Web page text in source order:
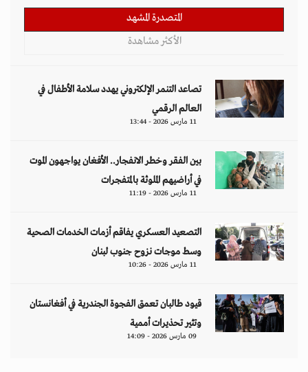
المتصدرة المشهد
الأكثر مشاهدة
تصاعد التنمر الإلكتروني يهدد سلامة الأطفال في
العالم الرقمي
11 مارس 2026 - 13:44
بين الفقر وخطر الانفجار.. الأفغان يواجهون الموت
في أراضيهم الملوثة بالمتفجرات
11 مارس 2026 - 11:19
التصعيد العسكري يفاقم أزمات الخدمات الصحية
وسط موجات نزوح جنوب لبنان
11 مارس 2026 - 10:26
قيود طالبان تعمق الفجوة الجندرية في أفغانستان
وتثير تحذيرات أممية
09 مارس 2026 - 14:09